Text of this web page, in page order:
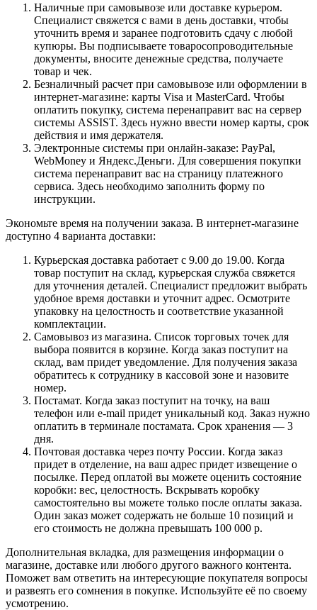
Наличные при самовывозе или доставке курьером.
Специалист свяжется с вами в день доставки, чтобы
уточнить время и заранее подготовить сдачу с любой
купюры. Вы подписываете товаросопроводительные
документы, вносите денежные средства, получаете
товар и чек.
Безналичный расчет при самовывозе или оформлении в
интернет-магазине: карты Visa и MasterCard. Чтобы
оплатить покупку, система перенаправит вас на сервер
системы ASSIST. Здесь нужно ввести номер карты, срок
действия и имя держателя.
Электронные системы при онлайн-заказе: PayPal,
WebMoney и Яндекс.Деньги. Для совершения покупки
система перенаправит вас на страницу платежного
сервиса. Здесь необходимо заполнить форму по
инструкции.
Экономьте время на получении заказа. В интернет-магазине
доступно 4 варианта доставки:
Курьерская доставка работает с 9.00 до 19.00. Когда
товар поступит на склад, курьерская служба свяжется
для уточнения деталей. Специалист предложит выбрать
удобное время доставки и уточнит адрес. Осмотрите
упаковку на целостность и соответствие указанной
комплектации.
Самовывоз из магазина. Список торговых точек для
выбора появится в корзине. Когда заказ поступит на
склад, вам придет уведомление. Для получения заказа
обратитесь к сотруднику в кассовой зоне и назовите
номер.
Постамат. Когда заказ поступит на точку, на ваш
телефон или e-mail придет уникальный код. Заказ нужно
оплатить в терминале постамата. Срок хранения — 3
дня.
Почтовая доставка через почту России. Когда заказ
придет в отделение, на ваш адрес придет извещение о
посылке. Перед оплатой вы можете оценить состояние
коробки: вес, целостность. Вскрывать коробку
самостоятельно вы можете только после оплаты заказа.
Один заказ может содержать не больше 10 позиций и
его стоимость не должна превышать 100 000 р.
Дополнительная вкладка, для размещения информации о
магазине, доставке или любого другого важного контента.
Поможет вам ответить на интересующие покупателя вопросы
и развеять его сомнения в покупке. Используйте её по своему
усмотрению.